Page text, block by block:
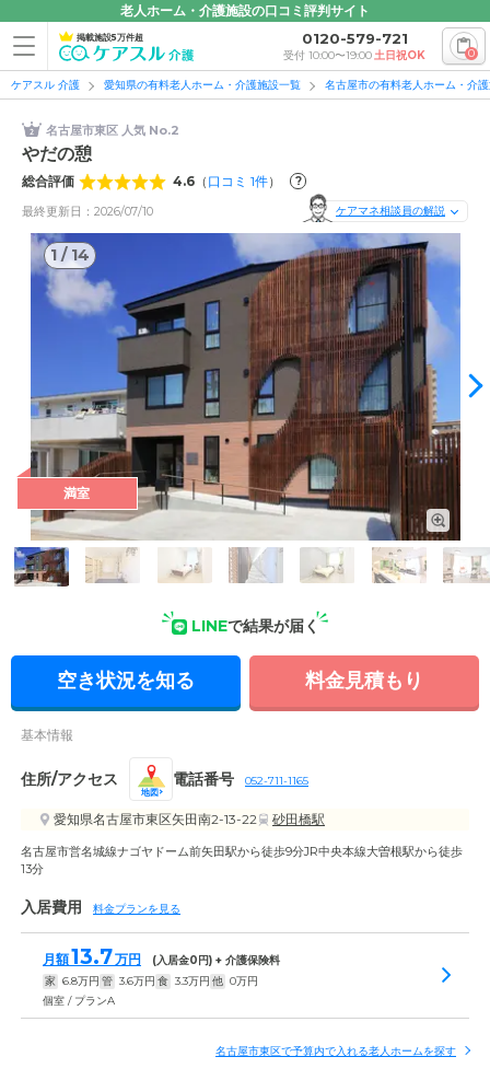
老人ホーム・介護施設の口コミ評判サイト
掲載施設5万件超 0120-579-721
受付 10:00〜19:00土日祝OK 0
ケアスル 介護 愛知県の有料老人ホーム・介護施設一覧 名古屋市の有料老人ホーム・介
名古屋市東区 人気 No.2
やだの憩
総合評価 4.6 （ 口コミ 1件） ?
最終更新日：2026/07/10 ケアマネ相談員の解説
1 / 14
外観の写真
満室
LINEで結果が届く
空き状況を知る 料金見積もり
基本情報
住所/アクセス
地図
電話番号 052-711-1165
愛知県名古屋市東区矢田南2-13-22 砂田橋駅
名古屋市営名城線ナゴヤドーム前矢田駅から徒歩9分JR中央本線大曽根駅から徒歩
13分
入居費用 料金プランを見る
月額13.7万円 (入居金0円) + 介護保険料
家 6.8万円 管 3.6万円 食 3.3万円 他 0万円
個室 / プランA
名古屋市東区で予算内で入れる老人ホームを探す